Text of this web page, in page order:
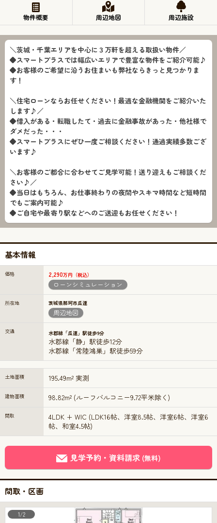
物件概要 周辺地図 周辺施設
＼茨城・千葉エリアを中心に３万軒を超える取扱い物件／
◆スマートプラスでは幅広いエリアで豊富な物件をご紹介可能♪
◆お客様のご希望に沿うお住まいも弊社ならきっと見つかりま
す！
＼住宅ローンならお任せください！最適な金融機関をご紹介いた
します♪／
◆借入がある・転職したて・過去に金融事故があった・他社様で
ダメだった・・・
◆スマートプラスにぜひ一度ご相談ください！通過実績多数ござ
います♪
＼お客様のご都合に合わせてご見学可能！送り迎えもご相談くだ
さい♪／
◆当日はもちろん、お仕事終わりの夜間やスキマ時間など短時間
でもご案内可能♪
◆ご自宅や最寄り駅などへのご送迎もお任せください！
基本情報
価格 2,290万円（税込）
ローンシミュレーション
所在地 茨城県那珂市瓜連
周辺地図
交通 水郡線「瓜連」駅徒歩9分
水郡線「静」駅徒歩12分
水郡線「常陸鴻巣」駅徒歩59分
土地面積 195.49m² 実測
建物面積 98.82m² (ルーフバルコニー9.72平米除く)
間取
4LDK + WIC (LDK16帖、洋室8.5帖、洋室6帖、洋室6
帖、和室4.5帖)
見学予約・資料請求 (無料)
間取・区画
1/2